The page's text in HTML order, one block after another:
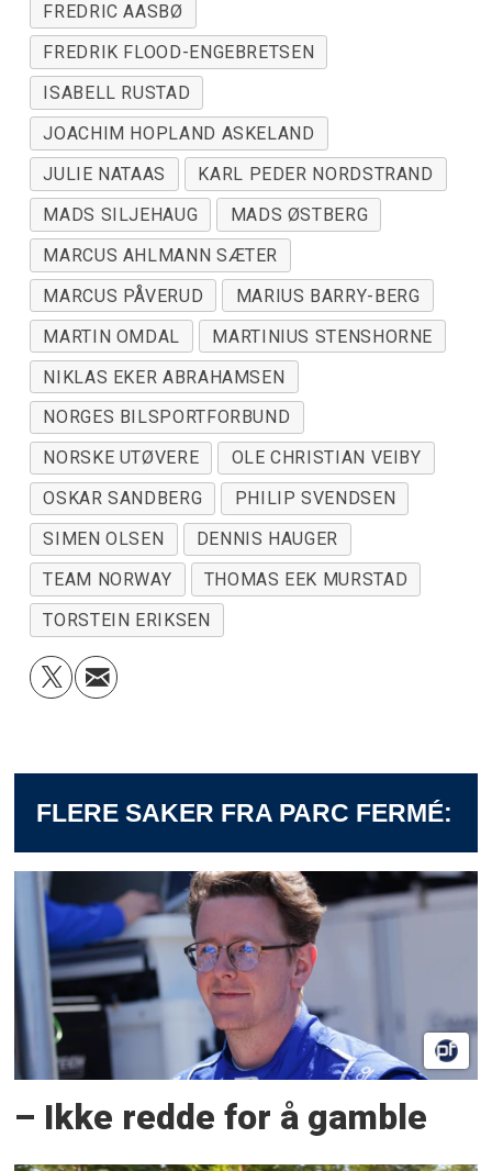
FREDRIC AASBØ
FREDRIK FLOOD-ENGEBRETSEN
ISABELL RUSTAD
JOACHIM HOPLAND ASKELAND
JULIE NATAAS
KARL PEDER NORDSTRAND
MADS SILJEHAUG
MADS ØSTBERG
MARCUS AHLMANN SÆTER
MARCUS PÅVERUD
MARIUS BARRY-BERG
MARTIN OMDAL
MARTINIUS STENSHORNE
NIKLAS EKER ABRAHAMSEN
NORGES BILSPORTFORBUND
NORSKE UTØVERE
OLE CHRISTIAN VEIBY
OSKAR SANDBERG
PHILIP SVENDSEN
SIMEN OLSEN
DENNIS HAUGER
TEAM NORWAY
THOMAS EEK MURSTAD
TORSTEIN ERIKSEN
FLERE SAKER FRA PARC FERMÉ:
– Ikke redde for å gamble